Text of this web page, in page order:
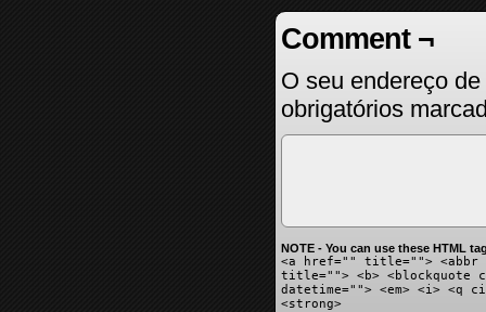
Comment ¬
O seu endereço
obrigatórios
NOTE - You can use these HTML
<a href="" title=""> <abbr
title=""> <b> <blockquote
datetime=""> <em> <i> <q
<strong>